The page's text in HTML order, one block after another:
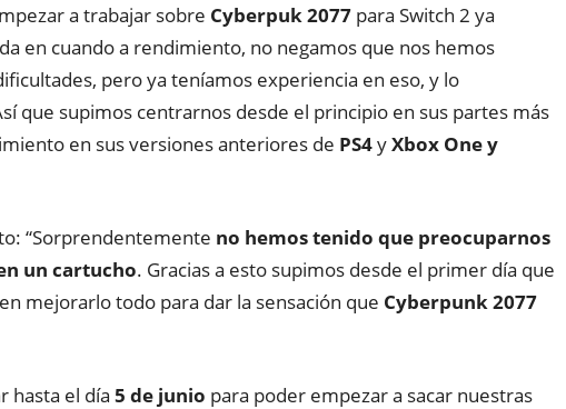
a trabajar sobre Cyberpuk 2077 para Switch 2 ya
en cuando a rendimiento, no negamos que nos hemos
pero ya teníamos experiencia en eso, y lo
que supimos centrarnos desde el principio en sus partes más
en sus versiones anteriores de PS4yXbox Oney
“Sorprendentemente no hemos tenido que preocuparnos
un cartucho. Gracias a esto supimos desde el primer día que
mejorarlo todo para dar la sensación que Cyberpunk 2077
hasta el día 5 de junio para poder empezar a sacar nuestras